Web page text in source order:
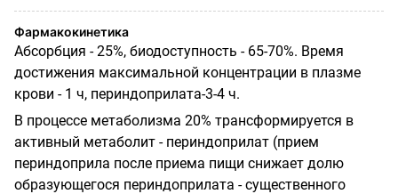
Фармакокинетика
Абсорбция - 25%, биодоступность - 65-70%. Время
достижения максимальной концентрации в плазме
крови - 1 ч, периндоприлата-3-4 ч.
В процессе метаболизма 20% трансформируется в
активный метаболит - периндоприлат (прием
периндоприла после приема пищи снижает долю
образующегося периндоприлата - существенного